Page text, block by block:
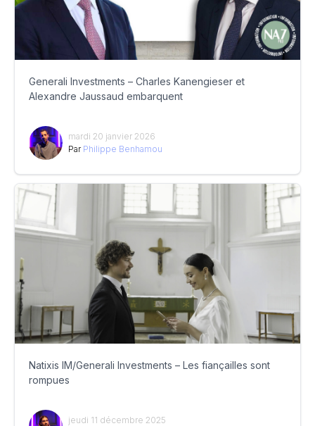
Generali Investments – Charles Kanengieser et
Alexandre Jaussaud embarquent
mardi 20 janvier 2026
Par Philippe Benhamou
Natixis IM/Generali Investments – Les fiançailles sont
rompues
jeudi 11 décembre 2025